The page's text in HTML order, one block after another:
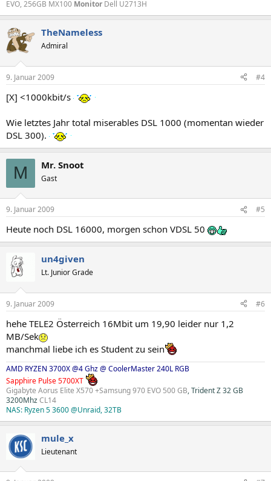
EVO, 256GB MX100 Monitor Dell U2713H
TheNameless
Admiral
9. Januar 2009 #4
[X] <1000kbit/s
Wie letztes Jahr total miserables DSL 1000 (momentan wieder
DSL 300).
M Mr. Snoot
Gast
9. Januar 2009 #5
Heute noch DSL 16000, morgen schon VDSL 50
un4given
Lt. Junior Grade
9. Januar 2009 #6
hehe TELE2 Österreich 16Mbit um 19,90 leider nur 1,2
MB/Sek
manchmal liebe ich es Student zu sein
AMD RYZEN 3700X @4 Ghz @ CoolerMaster 240L RGB
Sapphire Pulse 5700XT
Gigabyte Aorus Elite X570 +Samsung 970 EVO 500 GB, Trident Z 32 GB
3200MhzCL14
NAS: Ryzen 5 3600 @Unraid, 32TB
mule_x
Lieutenant